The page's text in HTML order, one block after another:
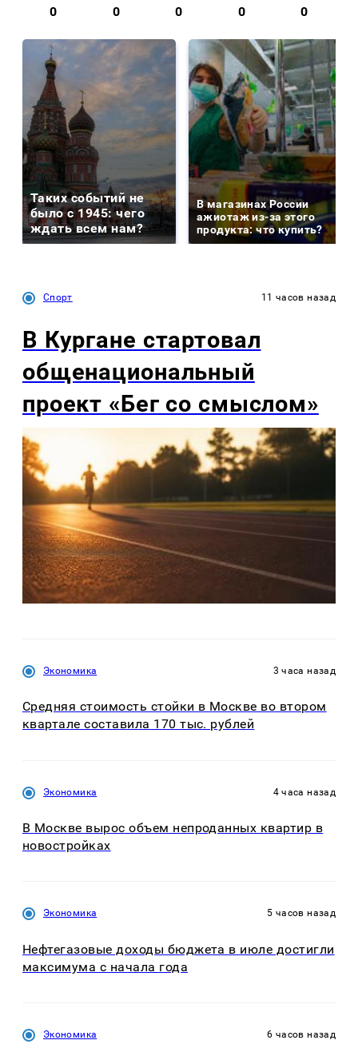
0 0 0 0 0
Таких событий не
было с 1945: чего
ждать всем нам?
В магазинах России
ажиотаж из-за этого
продукта: что купить?
Спорт 11 часов назад
В Кургане стартовал
общенациональный
проект «Бег со смыслом»
Экономика 3 часа назад
Средняя стоимость стойки в Москве во втором
квартале составила 170 тыс. рублей
Экономика 4 часа назад
В Москве вырос объем непроданных квартир в
новостройках
Экономика 5 часов назад
Нефтегазовые доходы бюджета в июле достигли
максимума с начала года
Экономика 6 часов назад